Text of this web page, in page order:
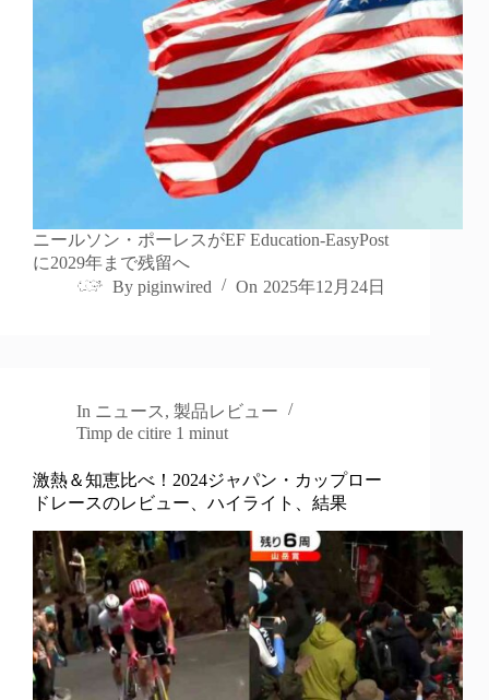
ニールソン・ポーレスがEF Education-EasyPost
に2029年まで残留へ
By piginwired On 2025年12月24日
In ニュース ,製品レビュー
Timp de citire 1 minut
激熱＆知恵比べ！2024ジャパン・カップロー
ドレースのレビュー、ハイライト、結果